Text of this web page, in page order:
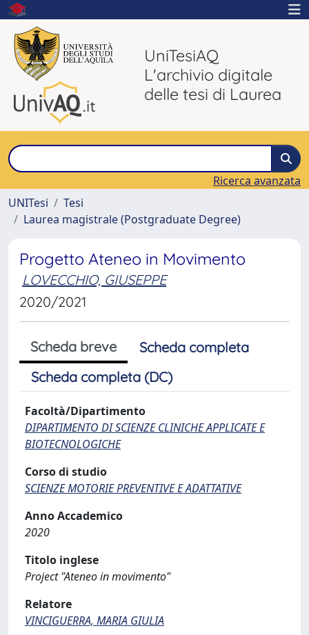
UniTesiAQ
L'archivio digitale
delle tesi di Laurea
Ricerca avanzata
UNITesi
Tesi
Laurea magistrale (Postgraduate Degree)
Progetto Ateneo in Movimento
LOVECCHIO, GIUSEPPE
2020/2021
Scheda breve
Scheda completa
Scheda completa (DC)
Facoltà/Dipartimento
DIPARTIMENTO DI SCIENZE CLINICHE APPLICATE E
BIOTECNOLOGICHE
Corso di studio
SCIENZE MOTORIE PREVENTIVE E ADATTATIVE
Anno Accademico
2020
Titolo inglese
Project "Ateneo in movimento"
Relatore
VINCIGUERRA, MARIA GIULIA